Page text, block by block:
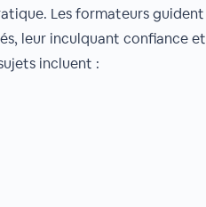
Les formateurs guident
leur inculquant confiance et
incluent :